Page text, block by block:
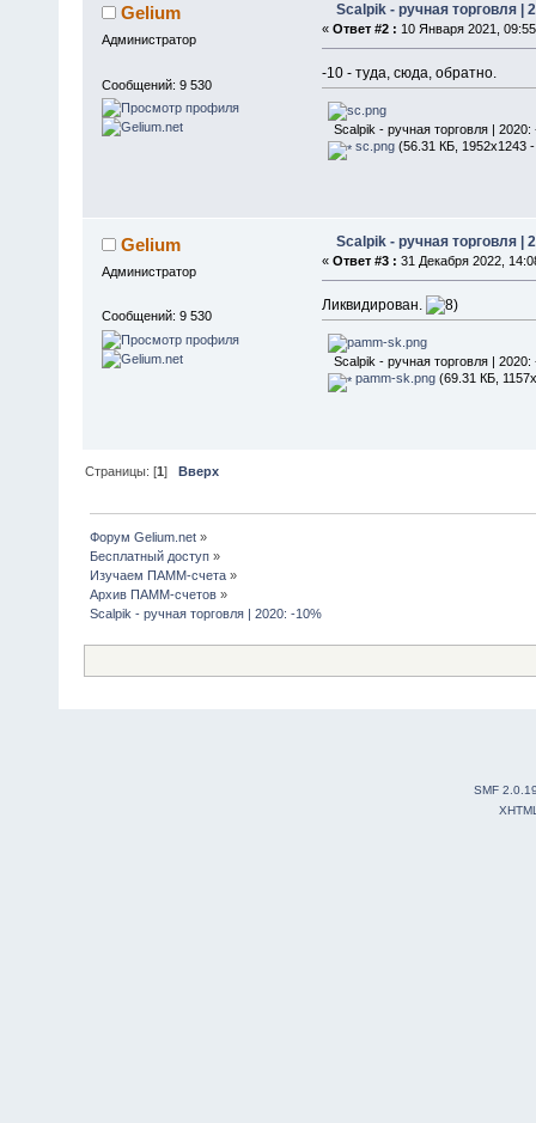
Gelium
Администратор
Сообщений: 9 530
Scalpik - ручная торговля |
« Ответ #2 : 10 Января 2021,
-10 - туда, сюда, обратно.
Scalpik - ручная торговля | 2020:
sc.png(56.31 КБ, 1952x1243
Gelium
Администратор
Сообщений: 9 530
Scalpik - ручная торговля |
« Ответ #3 : 31 Декабря 2022,
Ликвидирован.
Scalpik - ручная торговля | 2020:
pamm-sk.png(69.31 КБ,
Страницы: [1]Вверх
Форум Gelium.net »
Бесплатный доступ »
Изучаем ПАММ-счета »
Архив ПАММ-счетов »
Scalpik - ручная торговля | 2020: -10%
SMF